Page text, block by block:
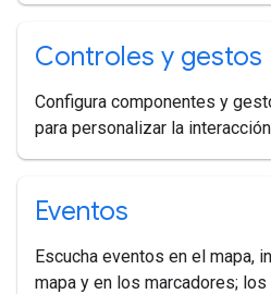
Controles y gestos
Configura componentes y
para personalizar la
Eventos
Escucha eventos en el mapa,
mapa y en los marcadores;